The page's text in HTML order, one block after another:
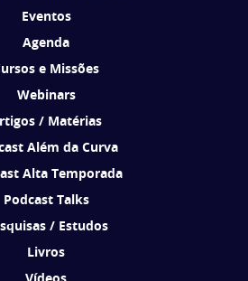
Eventos
Agenda
e Missões
Webinars
/ Matérias
Além da Curva
Alta Temporada
Podcast Talks
/ Estudos
Livros